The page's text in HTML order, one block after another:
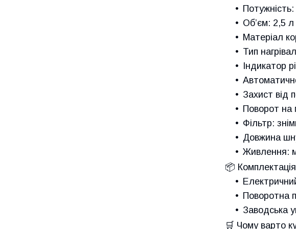
Об’єм: 2,5 л
Матеріал
Тип
Індикатор
Захист від
Поворот на
Фільтр:
Довжина
Живлення:
📦 Комплектація
Поворотна
Заводська
🛒 Чому варто